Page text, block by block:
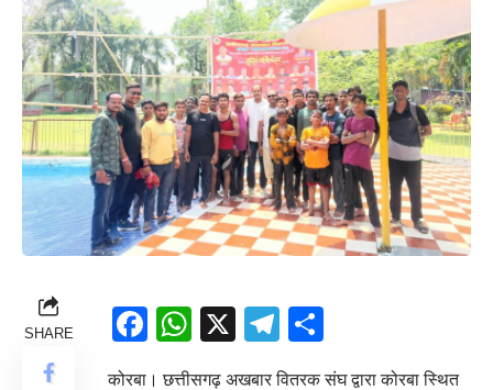
SHARE Facebook
WhatsApp
X Telegram
कोरबा। छत्तीसगढ़ अखबार वितरक संघ द्वारा कोरबा स्थित